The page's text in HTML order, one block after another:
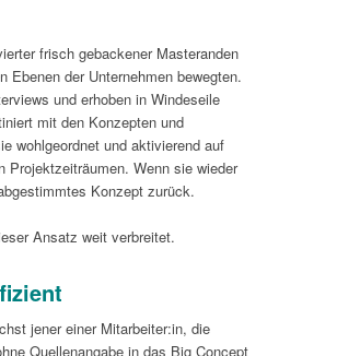
frisch gebackener Masteranden
der Unternehmen bewegten.
und erhoben in Windeseile
mit den Konzepten und
wohlgeordnet und aktivierend auf
Projektzeiträumen. Wenn sie wieder
Konzept zurück.
Ansatz weit verbreitet.
jener einer Mitarbeiter:in, die
Quellenangabe in das Big Concept